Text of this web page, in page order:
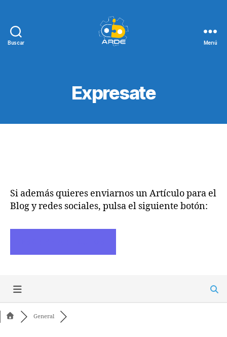
Buscar Menú
Expresate
Si además quieres enviarnos un Artículo para el
Blog y redes sociales, pulsa el siguiente botón:
General